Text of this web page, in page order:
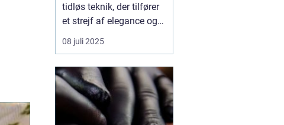
tidløs teknik, der tilfører
et strejf af elegance og
individualitet til ethvert
stykke klæde. Denne
vej ind i både hverdags-
og erhvervslivet gennem
sin evne til a...
08 juli 2025